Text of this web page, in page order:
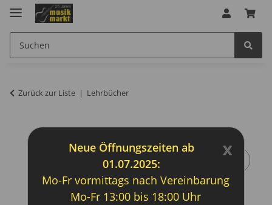
Zurück zur Liste Lehrbücher
x
Neue Öffnungszeiten ab
01.07.2025:
Mo-Fr vormittags nach Vereinbarung
Mo-Fr 13:00 bis 18:00 Uhr